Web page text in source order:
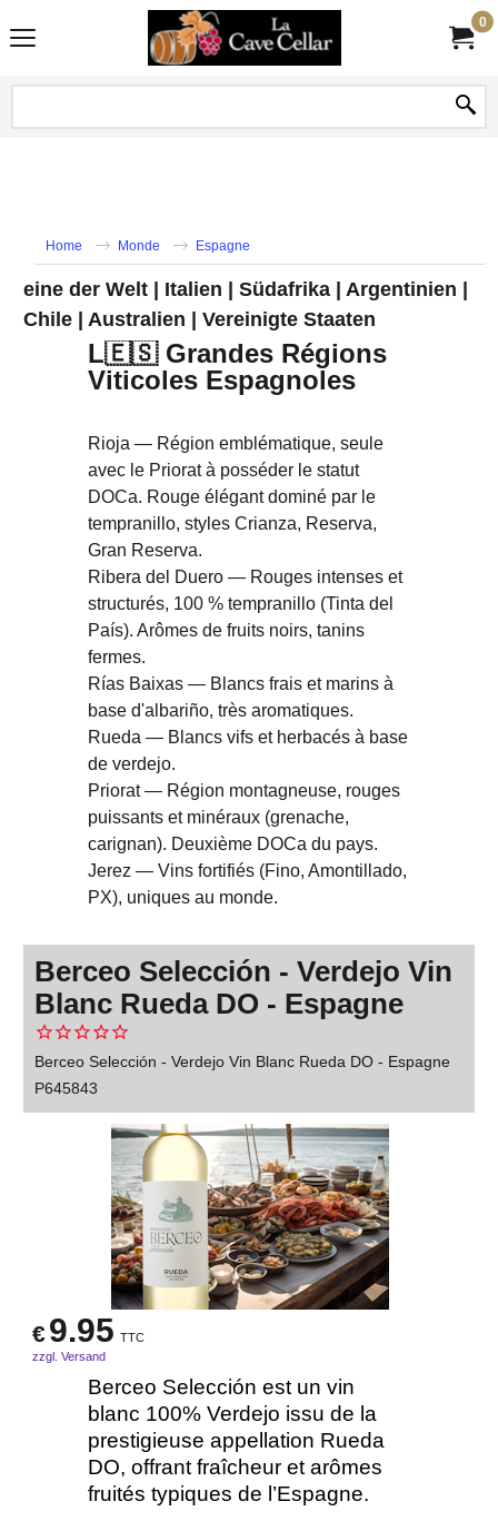
0
Home Monde Espagne
eine der Welt | Italien | Südafrika | Argentinien |
Chile | Australien | Vereinigte Staaten
L🇪🇸 Grandes Régions
Viticoles Espagnoles
Rioja — Région emblématique, seule
avec le Priorat à posséder le statut
DOCa. Rouge élégant dominé par le
tempranillo, styles Crianza, Reserva,
Gran Reserva.
Ribera del Duero — Rouges intenses et
structurés, 100 % tempranillo (Tinta del
País). Arômes de fruits noirs, tanins
fermes.
Rías Baixas — Blancs frais et marins à
base d'albariño, très aromatiques.
Rueda — Blancs vifs et herbacés à base
de verdejo.
Priorat — Région montagneuse, rouges
puissants et minéraux (grenache,
carignan). Deuxième DOCa du pays.
Jerez — Vins fortifiés (Fino, Amontillado,
PX), uniques au monde.
Berceo Selección - Verdejo Vin
Blanc Rueda DO - Espagne
Berceo Selección - Verdejo Vin Blanc Rueda DO - Espagne
P645843
€9.95 TTC
zzgl. Versand
Berceo Selección est un vin
blanc 100% Verdejo issu de la
prestigieuse appellation Rueda
DO, offrant fraîcheur et arômes
fruités typiques de l’Espagne.